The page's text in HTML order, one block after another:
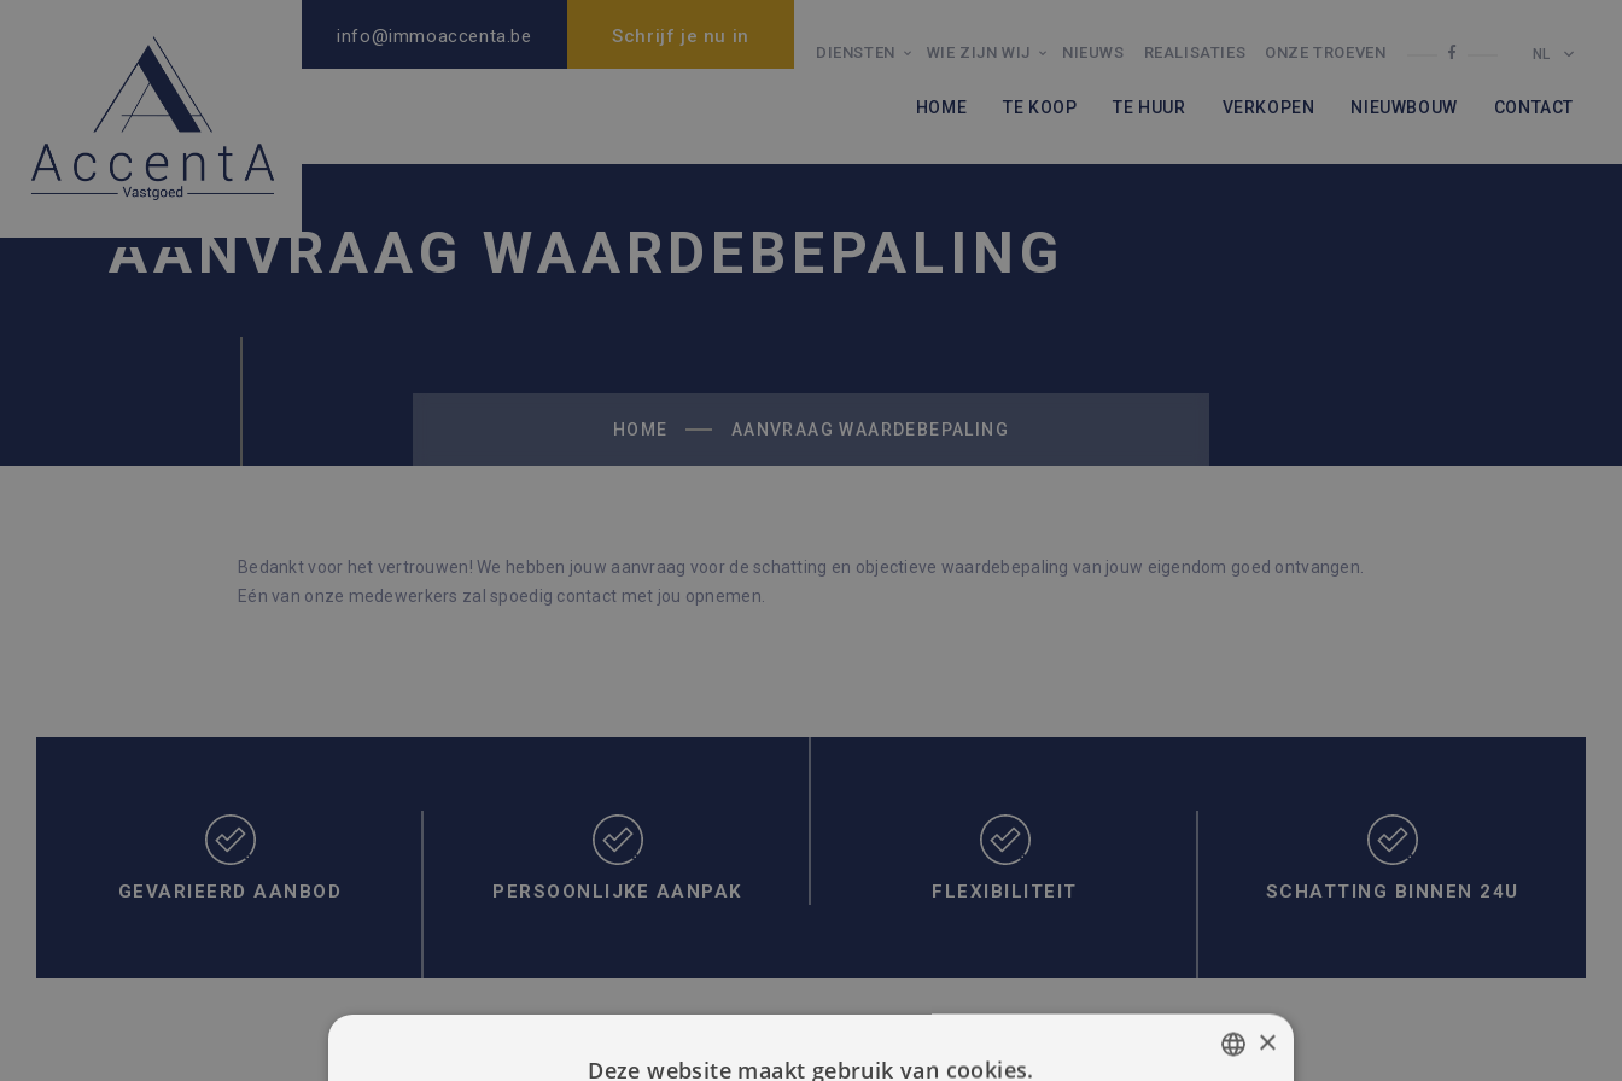
info@immoaccenta.be Schrijf je nu in
DIENSTEN WIE ZIJN WIJ NIEUWS REALISATIES ONZE TROEVEN NL
HOME TE KOOP TE HUUR VERKOPEN NIEUWBOUW CONTACT
AANVRAAG WAARDEBEPALING
HOME AANVRAAG WAARDEBEPALING
Bedankt voor het vertrouwen! We hebben jouw aanvraag voor de schatting en objectieve waardebepaling van jouw eigendom goed ontvangen.
Eén van onze medewerkers zal spoedig contact met jou opnemen.
GEVARIEERD AANBOD PERSOONLIJKE AANPAK FLEXIBILITEIT SCHATTING BINNEN 24U
×
Deze website maakt gebruik van cookies.